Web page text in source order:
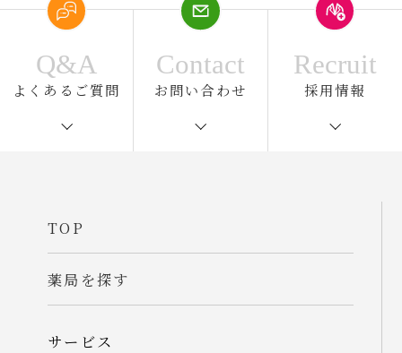
Q&A
よくあるご質問
Contact
お問い合わせ
Recruit
採用情報
TOP
薬局を探す
サービス